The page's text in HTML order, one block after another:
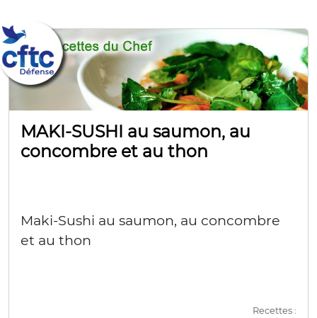
MAKI-SUSHI au saumon, au
concombre et au thon
Maki-Sushi au saumon, au concombre
et au thon
Recettes :